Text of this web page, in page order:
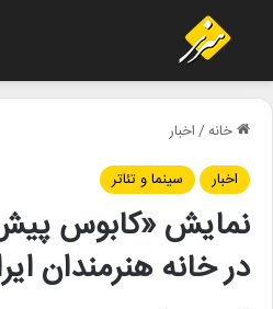
خانه/اخبار
اخبار
سینما و تئاتر
نمایش «کابوس
در خانه هنرمندان